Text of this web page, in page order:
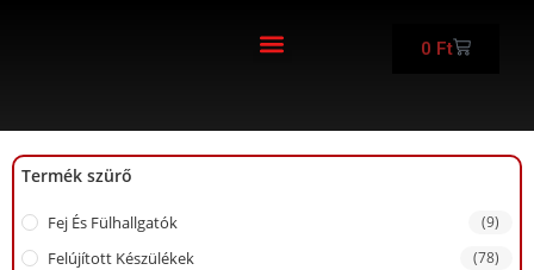
0 Ft
Termék szürő
Fej És Fülhallgatók (9)
Felújított Készülékek (78)